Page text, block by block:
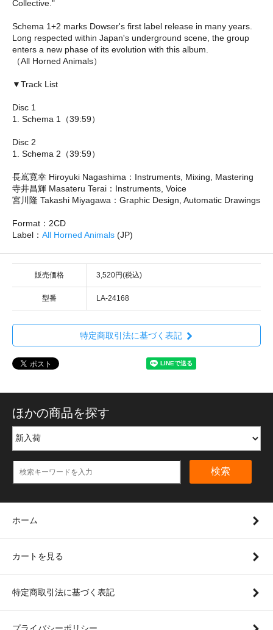
Collective."
Schema 1+2 marks Dowser's first label release in many years.
Long respected within Japan's underground scene, the group
enters a new phase of its evolution with this album.
（All Horned Animals）
▼Track List
Disc 1
1. Schema 1（39:59）
Disc 2
1. Schema 2（39:59）
長嶌寛幸 Hiroyuki Nagashima：Instruments, Mixing, Mastering
寺井昌輝 Masateru Terai：Instruments, Voice
宮川隆 Takashi Miyagawa：Graphic Design, Automatic Drawings
Format：2CD
Label： All Horned Animals (JP)
販売価格 3,520円(税込)
型番 LA-24168
特定商取引法に基づく表記
ほかの商品を探す
検索
ホーム
カートを見る
特定商取引法に基づく表記